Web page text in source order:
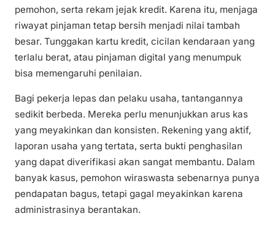
pemohon, serta rekam jejak kredit. Karena itu, menjaga
riwayat pinjaman tetap bersih menjadi nilai tambah
besar. Tunggakan kartu kredit, cicilan kendaraan yang
terlalu berat, atau pinjaman digital yang menumpuk
bisa memengaruhi penilaian.
Bagi pekerja lepas dan pelaku usaha, tantangannya
sedikit berbeda. Mereka perlu menunjukkan arus kas
yang meyakinkan dan konsisten. Rekening yang aktif,
laporan usaha yang tertata, serta bukti penghasilan
yang dapat diverifikasi akan sangat membantu. Dalam
banyak kasus, pemohon wiraswasta sebenarnya punya
pendapatan bagus, tetapi gagal meyakinkan karena
administrasinya berantakan.